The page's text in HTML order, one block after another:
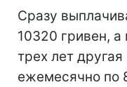
Сразу
10320 гривен,
трех лет другая
ежемесячно по